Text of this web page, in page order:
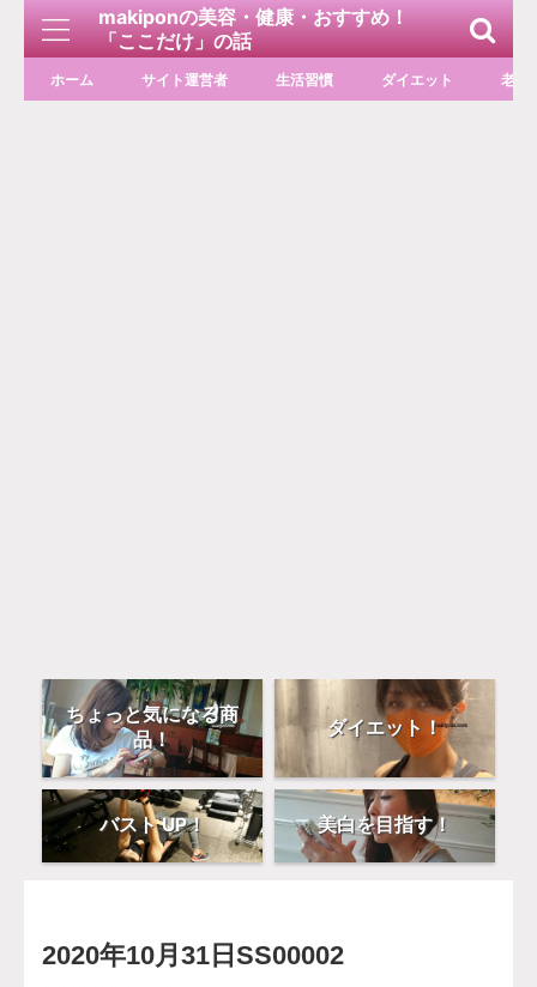
makiponの美容・健康・おすすめ！
「ここだけ」の話
ホーム サイト運営者 生活習慣 ダイエット 老化
ちょっと気になる商
品！
ダイエット！
バスト UP！ 美白を目指す！
2020年10月31日SS00002